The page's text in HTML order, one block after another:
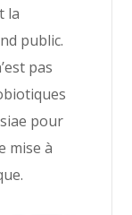
la
public.
pas
pour
mise à